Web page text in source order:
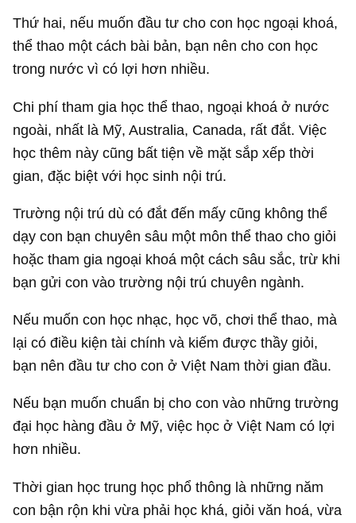
Thứ hai, nếu muốn đầu tư cho con học ngoại khoá,
thể thao một cách bài bản, bạn nên cho con học
trong nước vì có lợi hơn nhiều.
Chi phí tham gia học thể thao, ngoại khoá ở nước
ngoài, nhất là Mỹ, Australia, Canada, rất đắt. Việc
học thêm này cũng bất tiện về mặt sắp xếp thời
gian, đặc biệt với học sinh nội trú.
Trường nội trú dù có đắt đến mấy cũng không thể
dạy con bạn chuyên sâu một môn thể thao cho giỏi
hoặc tham gia ngoại khoá một cách sâu sắc, trừ khi
bạn gửi con vào trường nội trú chuyên ngành.
Nếu muốn con học nhạc, học võ, chơi thể thao, mà
lại có điều kiện tài chính và kiếm được thầy giỏi,
bạn nên đầu tư cho con ở Việt Nam thời gian đầu.
Nếu bạn muốn chuẩn bị cho con vào những trường
đại học hàng đầu ở Mỹ, việc học ở Việt Nam có lợi
hơn nhiều.
Thời gian học trung học phổ thông là những năm
con bận rộn khi vừa phải học khá, giỏi văn hoá, vừa